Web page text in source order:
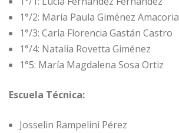
1°/2: María Paula Giménez Amacoria
1°/3: Carla Florencia Gastán Castro
1°/4: Natalia Rovetta Giménez
1°5: María Magdalena Sosa Ortiz
Escuela Técnica:
Josselin Rampelini Pérez